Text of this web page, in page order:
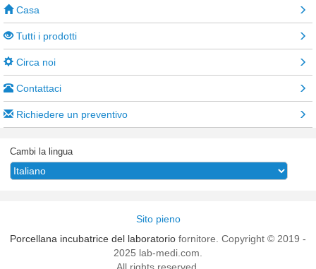
Casa
Tutti i prodotti
Circa noi
Contattaci
Richiedere un preventivo
Cambi la lingua
Sito pieno
Porcellana incubatrice del laboratorio fornitore. Copyright © 2019 -
2025 lab-medi.com.